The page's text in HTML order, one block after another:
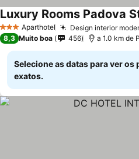
3 EstrelasAparthotel Design interior
Luxury Rooms Padova
8,3 Muito boa 456 a 1.0 km de
Selecione as datas para ver os
exatos.